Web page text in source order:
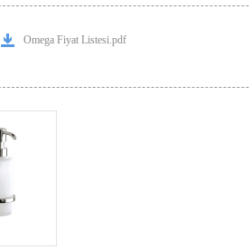
Omega Fiyat Listesi.pdf